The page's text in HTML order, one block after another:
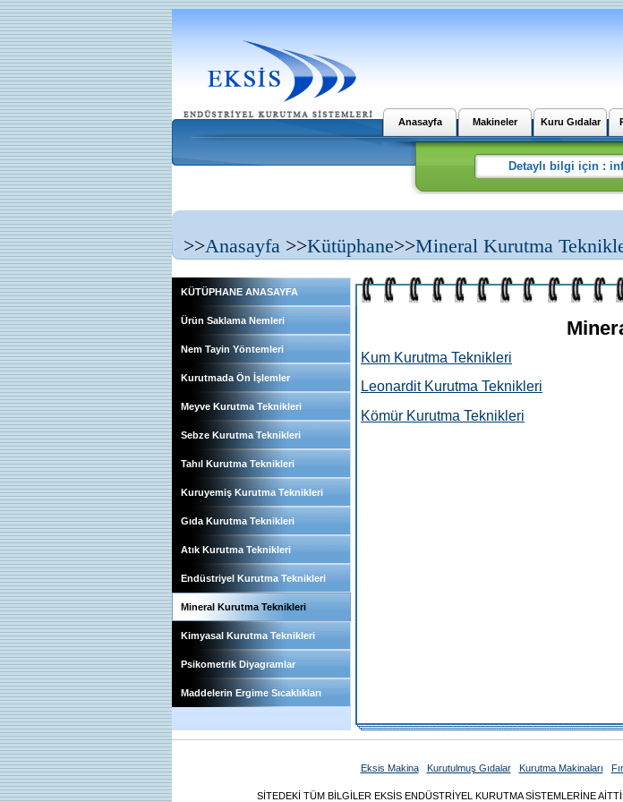
Anasayfa Makineler Kuru Gıdalar
>>Anasayfa >>Kütüphane>>Mineral Kurutma
KÜTÜPHANE ANASAYFA
Ürün Saklama Nemleri
Nem Tayin Yöntemleri
Kurutmada Ön İşlemler
Meyve Kurutma Teknikleri
Sebze Kurutma Teknikleri
Tahıl Kurutma Teknikleri
Kuruyemiş Kurutma Teknikleri
Gıda Kurutma Teknikleri
Atık Kurutma Teknikleri
Endüstriyel Kurutma Teknikleri
Mineral Kurutma Teknikleri
Kimyasal Kurutma Teknikleri
Psikometrik Diyagramlar
Maddelerin Ergime Sıcaklıkları
Kum Kurutma Teknikleri
Leonardit Kurutma Teknikleri
Kömür Kurutma Teknikleri
Eksis Makina Kurutulmuş Gıdalar Kurutma Makinaları
SİTEDEKİ TÜM BİLGİLER EKSİS ENDÜSTRİYEL KURUTMA SİSTEMLERİNE